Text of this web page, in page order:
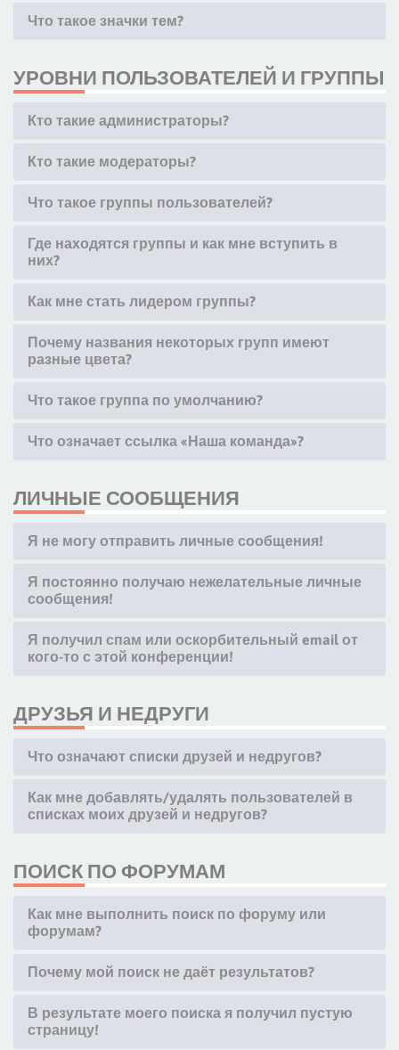
Что такое значки тем?
УРОВНИ ПОЛЬЗОВАТЕЛЕЙ И ГРУППЫ
Кто такие администраторы?
Кто такие модераторы?
Что такое группы пользователей?
Где находятся группы и как мне вступить в
них?
Как мне стать лидером группы?
Почему названия некоторых групп имеют
разные цвета?
Что такое группа по умолчанию?
Что означает ссылка «Наша команда»?
ЛИЧНЫЕ СООБЩЕНИЯ
Я не могу отправить личные сообщения!
Я постоянно получаю нежелательные личные
сообщения!
Я получил спам или оскорбительный email от
кого-то с этой конференции!
ДРУЗЬЯ И НЕДРУГИ
Что означают списки друзей и недругов?
Как мне добавлять/удалять пользователей в
списках моих друзей и недругов?
ПОИСК ПО ФОРУМАМ
Как мне выполнить поиск по форуму или
форумам?
Почему мой поиск не даёт результатов?
В результате моего поиска я получил пустую
страницу!